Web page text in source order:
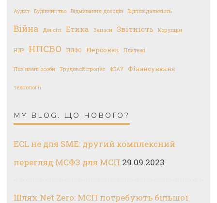
Аудит Будівництво Відмивання доходів Відповідальність
Війна Дія сіті Етика Запаси Звітність Корупція
НДР НПСБО ПДФО Персонал Платежі
Пов'язані особи Трудовой процес ФБАУ Фінансування
технології
MY BLOG. ЩО НОВОГО?
ECL не для SME: другий комплексний
перегляд МСФЗ для МСП 29.09.2023
Шлях Net Zero: МСП потребують більшої